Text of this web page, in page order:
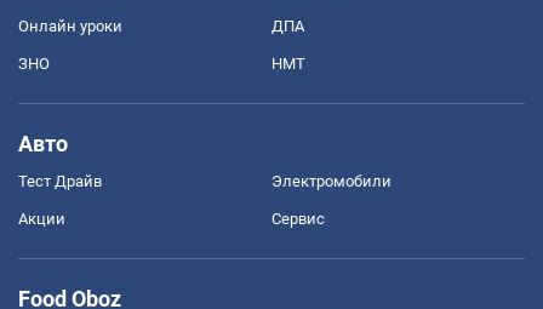
Онлайн уроки ДПА
ЗНО НМТ
Авто
Тест Драйв Электромобили
Акции Сервис
Food Oboz